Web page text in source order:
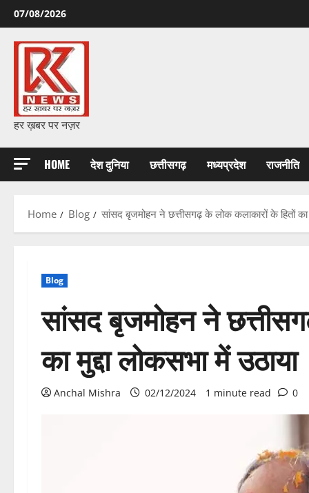
Skip
to
content
07/08/2026
हर ख़बर पर नज़र
HOME देश दुनिया छत्तीसगढ़ मध्यप्रदेश राजनीति
Home Blog सांसद बृजमोहन ने छत्तीसगढ़ के लोक कलाकारों के हितों का
Blog
सांसद बृजमोहन ने
का मुद्दा लोकसभा में उठाया
Anchal Mishra 02/12/2024 1 minute read 0